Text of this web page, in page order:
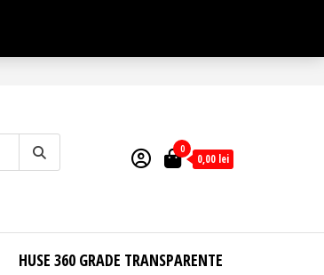
0
0,00 lei
HUSE 360 GRADE TRANSPARENTE